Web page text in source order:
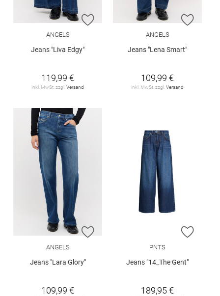
ZUR WUNSCHLISTE HINZUFÜGEN
ANGELS
Jeans "Liva Edgy"
119,99 €
inkl. MwSt. zzgl. Versand
ZUR
ANGELS
Jeans "Lena Smart"
109,99 €
inkl. MwSt. zzgl. Versand
ZUR WUNSCHLISTE HINZUFÜGEN
ANGELS
Jeans "Lara Glory"
109,99 €
ZUR
PNTS
Jeans "14_The Gent"
189,95 €